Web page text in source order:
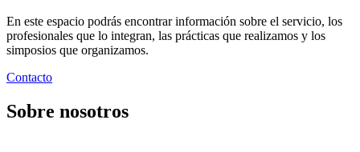
En este espacio podrás encontrar información sobre el servicio, los
profesionales que lo integran, las prácticas que realizamos y los
simposios que organizamos.
Contacto
Sobre nosotros